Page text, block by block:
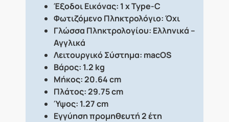
Έξοδοι Εικόνας: 1 x Type-C
Φωτιζόμενο Πληκτρολόγιο: Όχι
Γλώσσα Πληκτρολογίου: Ελληνικά –
Αγγλικά
Λειτουργικό Σύστημα: macOS
Βάρος: 1.2 kg
Μήκος: 20.64 cm
Πλάτος: 29.75 cm
Ύψος: 1.27 cm
Εγγύηση προμηθευτή 2 έτη